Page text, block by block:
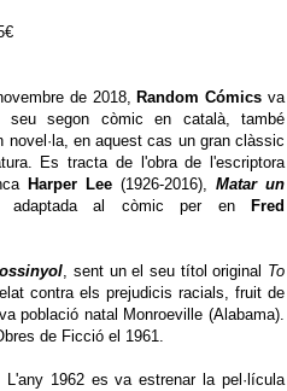
de 2018, Random Cómics va
seu segon còmic en català, també
novel·la, en aquest cas un gran clàssic
Es tracta de l'obra de l'escriptora
Harper Lee (1926-2016),Matar un
adaptada al còmic per en
Fred
, sent un el seu títol original To
contra els prejudicis racials, fruit de
població natal Monroeville (Alabama).
de Ficció el 1961.
1962 es va estrenar la pel·lícula